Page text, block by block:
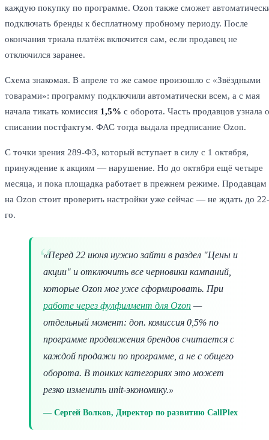
каждую покупку по программе. Ozon также сможет
подключать бренды к бесплатному пробному периоду. После
окончания триала платёж включится сам, если продавец не
отключился заранее.
Схема знакомая. В апреле то же самое произошло с «Звёздными
товарами»: программу подключили автоматически всем, а с мая
начала тикать комиссия 1,5% с оборота. Часть продавцов узнала о
списании постфактум. ФАС тогда выдала предписание Ozon.
С точки зрения 289-ФЗ, который вступает в силу с 1 октября,
принуждение к акциям — нарушение. Но до октября ещё четыре
месяца, и пока площадка работает в прежнем режиме. Продавцам
на Ozon стоит проверить настройки уже сейчас — не ждать до 22-
го.
«Перед 22 июня нужно зайти в раздел "Цены и
акции" и отключить все черновики кампаний,
которые Ozon мог уже сформировать. При
работе через фулфилмент для Ozon —
отдельный момент: доп. комиссия 0,5% по
программе продвижения брендов считается с
каждой продажи по программе, а не с общего
оборота. В тонких категориях это может
резко изменить unit-экономику.»
Сергей Волков, Директор по развитию CallPlex